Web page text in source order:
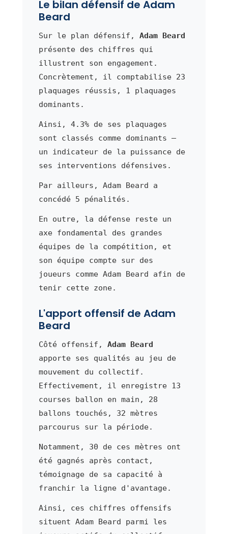
Le bilan défensif de Adam
Beard
Sur le plan défensif, Adam Beard
présente des chiffres qui
illustrent son engagement.
Concrètement, il comptabilise 23
plaquages réussis, 1 plaquages
dominants.
Ainsi, 4.3% de ses plaquages
sont classés comme dominants —
un indicateur de la puissance de
ses interventions défensives.
Par ailleurs, Adam Beard a
concédé 5 pénalités.
En outre, la défense reste un
axe fondamental des grandes
équipes de la compétition, et
son équipe compte sur des
joueurs comme Adam Beard afin de
tenir cette zone.
L'apport offensif de Adam
Beard
Côté offensif, Adam Beard
apporte ses qualités au jeu de
mouvement du collectif.
Effectivement, il enregistre 13
courses ballon en main, 28
ballons touchés, 32 mètres
parcourus sur la période.
Notamment, 30 de ces mètres ont
été gagnés après contact,
témoignage de sa capacité à
franchir la ligne d'avantage.
Ainsi, ces chiffres offensifs
situent Adam Beard parmi les